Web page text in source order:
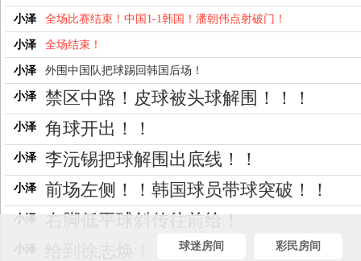
小泽 全场比赛结束！中国1-1韩国！潘朝伟点射破门！
小泽 全场结束！
小泽 外围中国队把球踢回韩国后场！
小泽 禁区中路！皮球被头球解围！！！
小泽 角球开出！！
小泽 李沅锡把球解围出底线！！
小泽 前场左侧！！韩国球员带球突破！！
小泽 右脚低平球斜传往前给！
小泽 球迷房间 彩民房间